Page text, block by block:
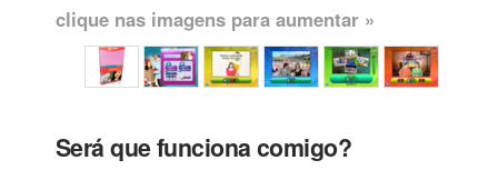
clique nas imagens para aumentar »
Será que funciona comigo?